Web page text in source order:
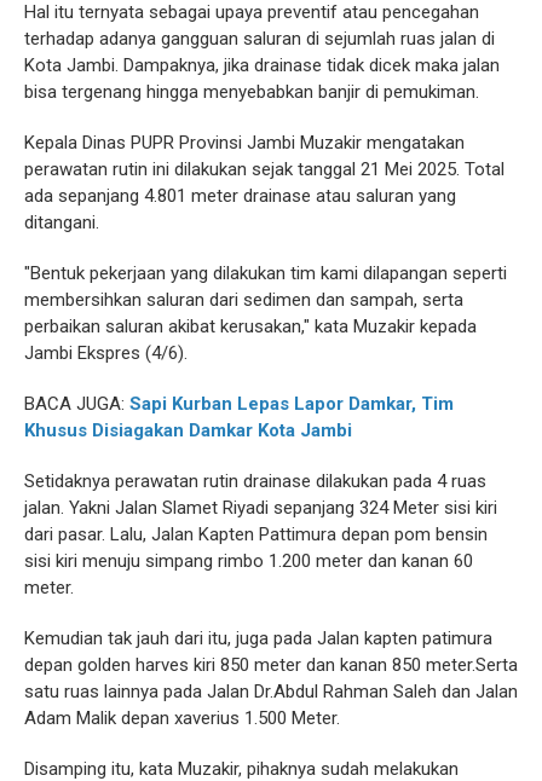
Hal itu ternyata sebagai upaya preventif atau pencegahan
terhadap adanya gangguan saluran di sejumlah ruas jalan di
Kota Jambi. Dampaknya, jika drainase tidak dicek maka jalan
bisa tergenang hingga menyebabkan banjir di pemukiman.
Kepala Dinas PUPR Provinsi Jambi Muzakir mengatakan
perawatan rutin ini dilakukan sejak tanggal 21 Mei 2025. Total
ada sepanjang 4.801 meter drainase atau saluran yang
ditangani.
"Bentuk pekerjaan yang dilakukan tim kami dilapangan seperti
membersihkan saluran dari sedimen dan sampah, serta
perbaikan saluran akibat kerusakan," kata Muzakir kepada
Jambi Ekspres (4/6).
BACA JUGA: Sapi Kurban Lepas Lapor Damkar, Tim
Khusus Disiagakan Damkar Kota Jambi
Setidaknya perawatan rutin drainase dilakukan pada 4 ruas
jalan. Yakni Jalan Slamet Riyadi sepanjang 324 Meter sisi kiri
dari pasar. Lalu, Jalan Kapten Pattimura depan pom bensin
sisi kiri menuju simpang rimbo 1.200 meter dan kanan 60
meter.
Kemudian tak jauh dari itu, juga pada Jalan kapten patimura
depan golden harves kiri 850 meter dan kanan 850 meter.Serta
satu ruas lainnya pada Jalan Dr.Abdul Rahman Saleh dan Jalan
Adam Malik depan xaverius 1.500 Meter.
Disamping itu, kata Muzakir, pihaknya sudah melakukan